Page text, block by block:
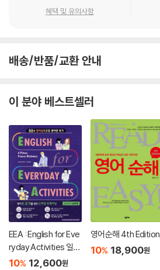
혜택 및 유의사항
배송/반품/교환 안내
이 분야 베스트셀러
EEA : English for Eve
ryday Activities 일상
표현 낭독편
10% 12,600원
영어순해 4th Edition
10% 18,900원